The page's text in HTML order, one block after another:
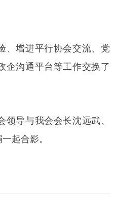
、增进平行协会交流、党
企沟通平台等工作交换了
导与我会会长沈远武、
起合影。